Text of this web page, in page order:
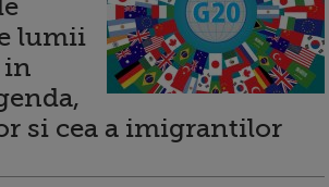
lumii
in
si cea a imigrantilor